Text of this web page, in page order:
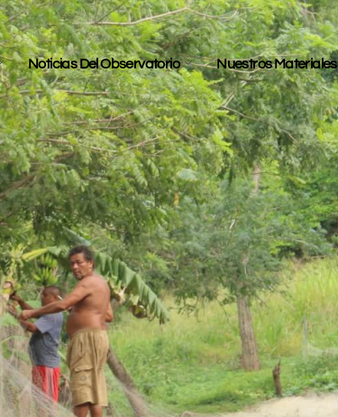
Noticias Del Observatorio Nuestros Materiales